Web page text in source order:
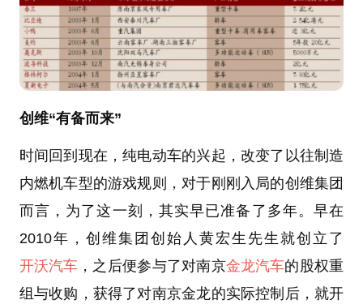
创维“有备而来”
时间回到现在，纯电动车的兴起，改变了以往制造
内燃机车型的游戏规则，对于刚刚入局的创维集团
而言，为了这一刻，其实早已准备了多年。早在
2010年，创维集团创始人黄宏生先生就创立了
开沃汽车，之后便参与了对南京金龙汽车的股权重
组与收购，获得了对南京金龙的实际控制后，就开